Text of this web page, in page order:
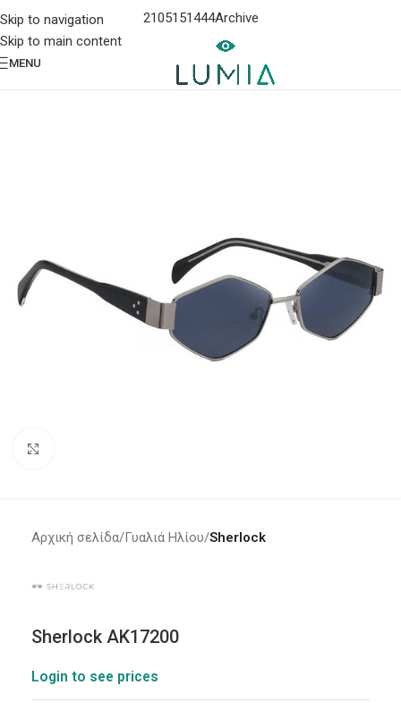
Skip to navigation
Skip to main content
2105151444Archive
MENU
Αρχική σελίδα Γυαλιά Ηλίου Sherlock
Sherlock AK17200
Login to see prices